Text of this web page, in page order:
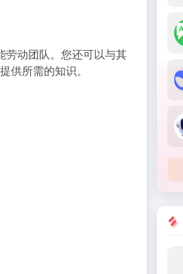
劳动团队。您还可以与其
供所需的知识。